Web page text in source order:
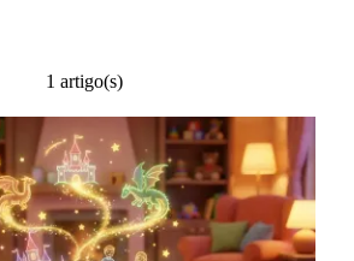
1 artigo(s)